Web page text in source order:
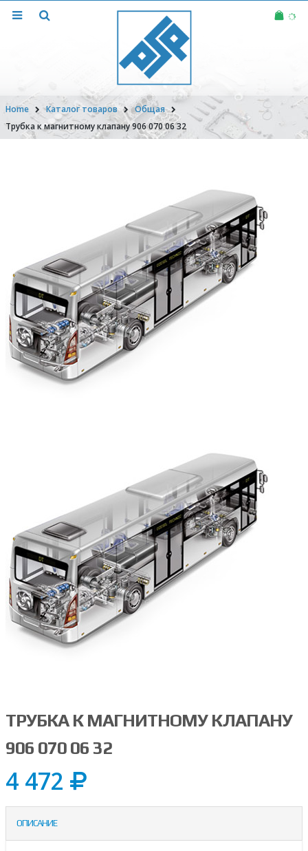
Home Каталог товаров
Общая
Трубка к магнитному клапану 906 070 06 32
ТРУБКА К МАГНИТНОМУ КЛАПАНУ
906 070 06 32
4 472
ОПИСАНИЕ